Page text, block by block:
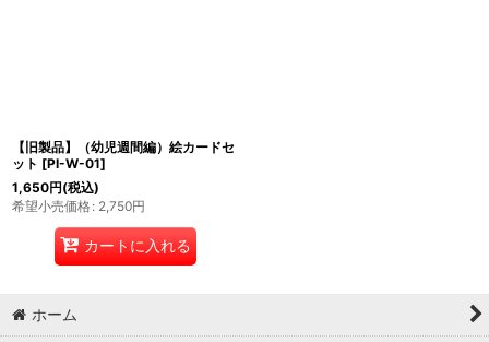
【旧製品】（幼児週間編）絵カードセ
ット [PI-W-01]
1,650円(税込)
希望小売価格: 2,750円
カートに入れる
ホーム